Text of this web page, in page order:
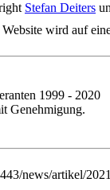
Stefan Deiters
wird auf
1999 - 2020
Genehmigung.
news/artikel/